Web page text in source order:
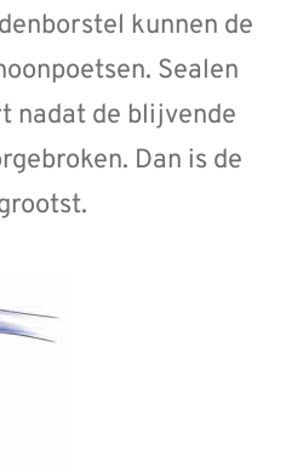
kunnen de
Sealen
nadat de blijvende
Dan is de